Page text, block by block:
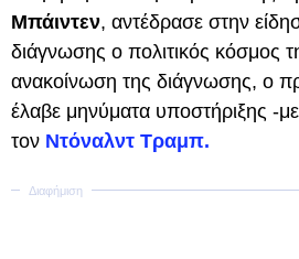
Μπάιντεν, αντέδρασε στην
διάγνωσης ο πολιτικός κόσμος
ανακοίνωση της διάγνωσης, ο
έλαβε μηνύματα υποστήριξης -
τον Ντόναλντ Τραμπ.